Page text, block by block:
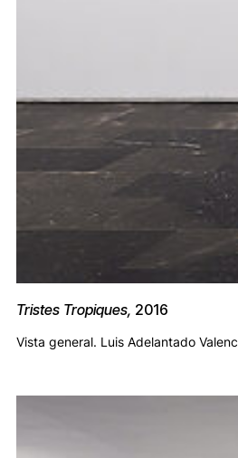
Tristes Tropiques, 2016
Vista general. Luis Adelantado